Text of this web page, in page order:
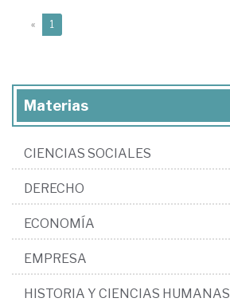
« 1
Materias
CIENCIAS SOCIALES
DERECHO
ECONOMÍA
EMPRESA
HISTORIA Y CIENCIAS HUMANAS